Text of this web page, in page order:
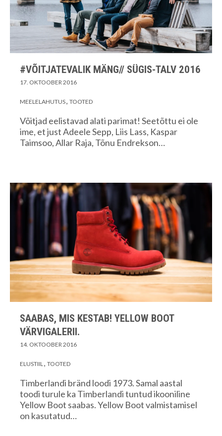
#VÕITJATEVALIK MÄNG// SÜGIS-TALV 2016
17. OKTOOBER 2016
MEELELAHUTUS TOOTED
Võitjad eelistavad alati parimat! Seetõttu ei ole
ime, et just Adeele Sepp, Liis Lass, Kaspar
Taimsoo, Allar Raja, Tõnu Endrekson…
SAABAS, MIS KESTAB! YELLOW BOOT
VÄRVIGALERII.
14. OKTOOBER 2016
ELUSTIIL TOOTED
Timberlandi bränd loodi 1973. Samal aastal
toodi turule ka Timberlandi tuntud ikooniline
Yellow Boot saabas. Yellow Boot valmistamisel
on kasutatud…